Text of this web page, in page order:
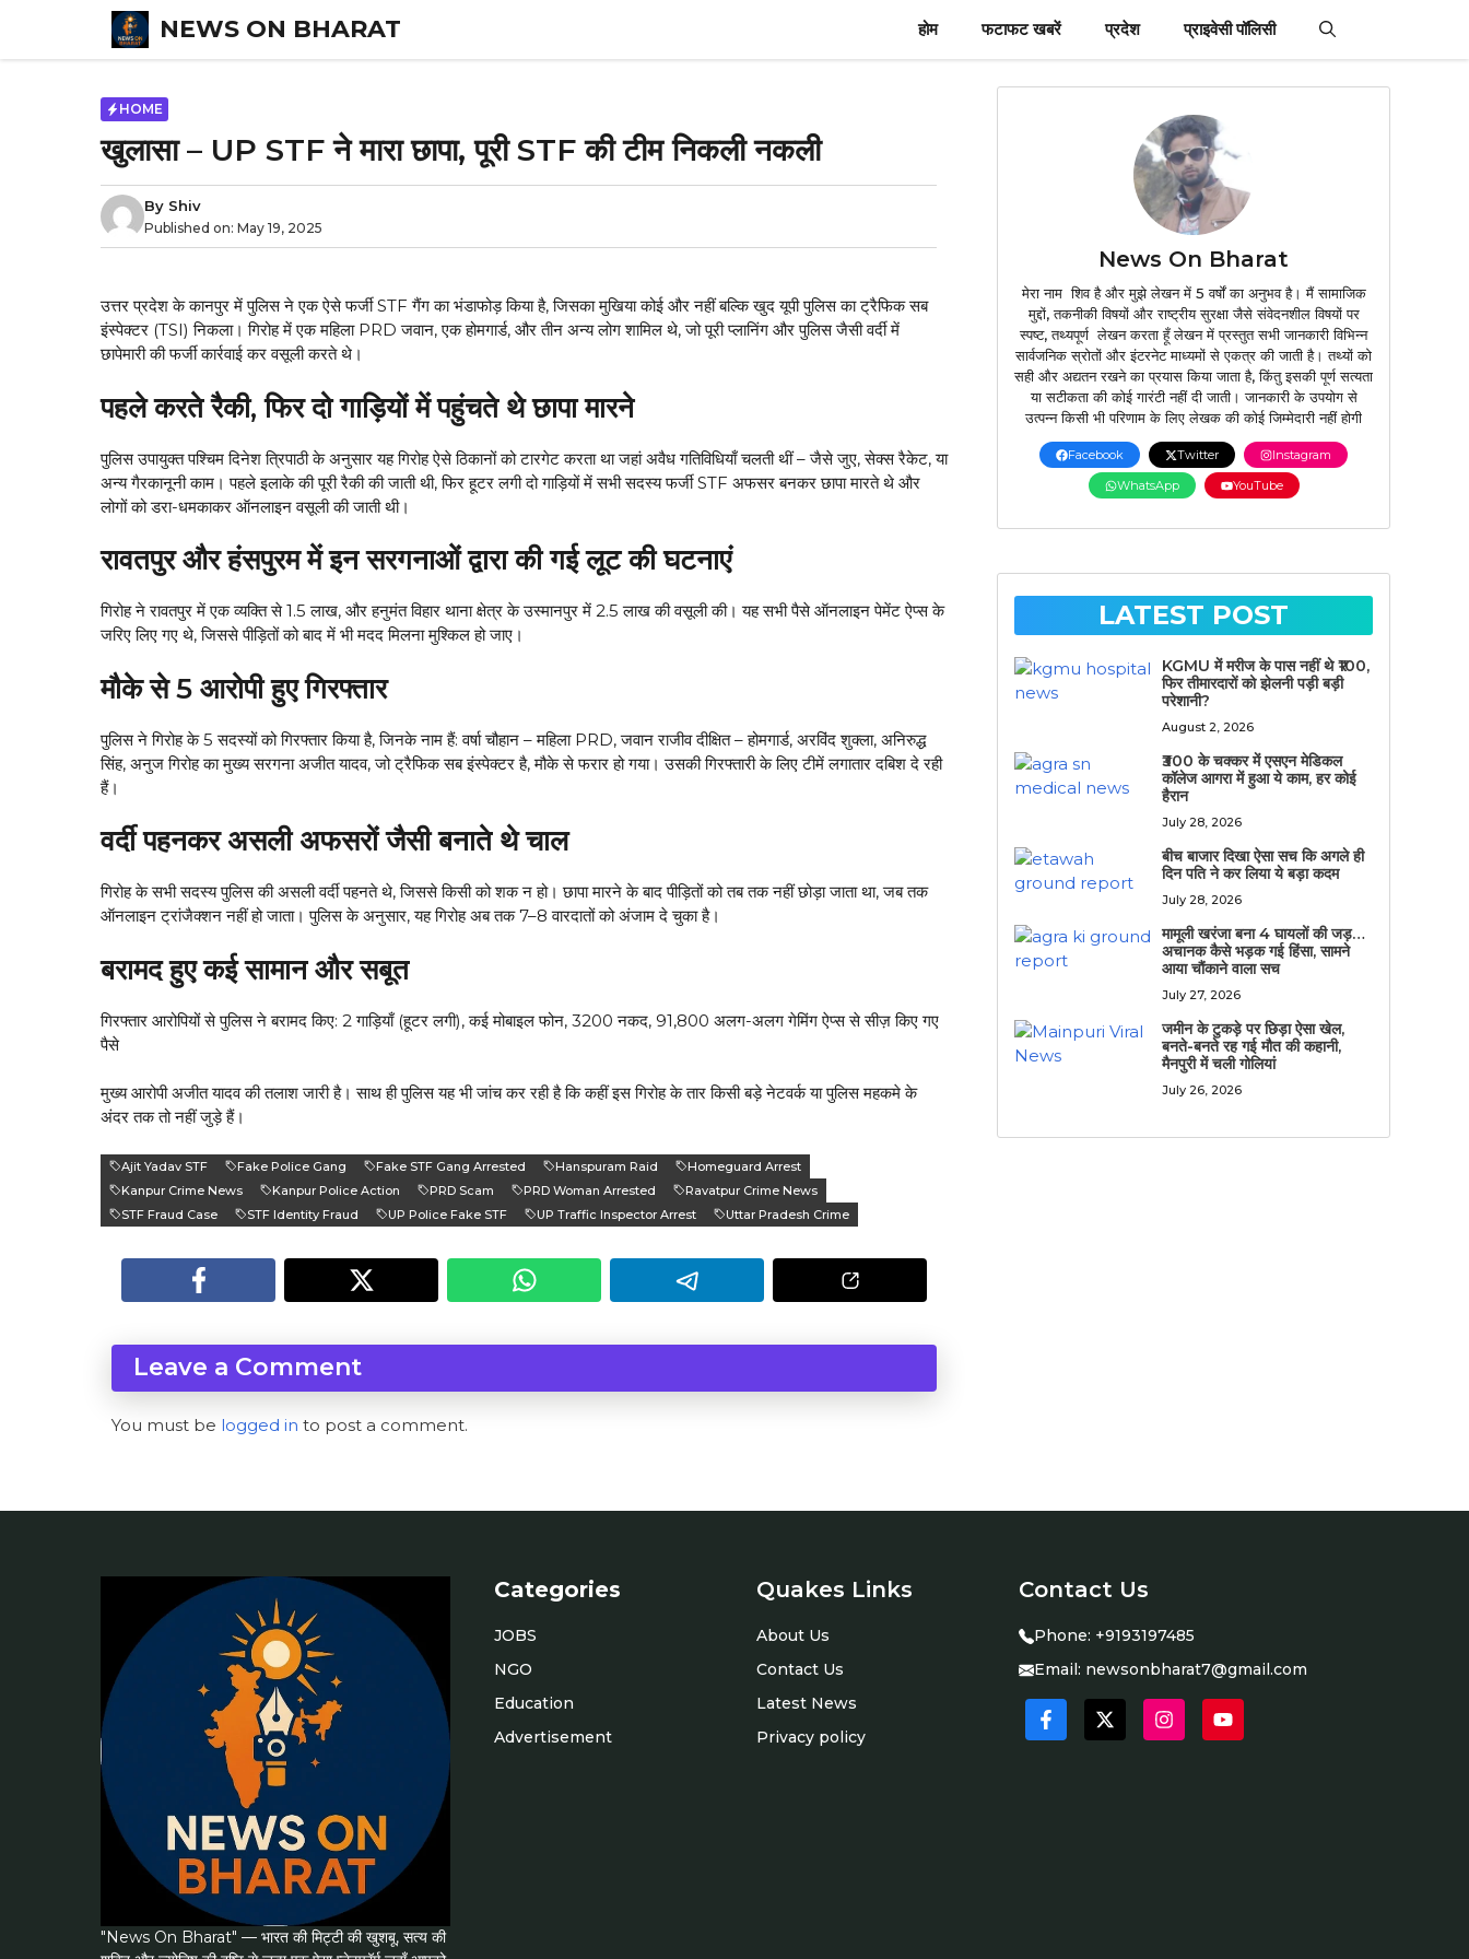
content
NEWS ON BHARAT होम फटाफट खबरें प्रदेश प्राइवेसी पॉलिसी
HOME
खुलासा – UP STF ने मारा छापा, पूरी STF की टीम निकली नकली
By Shiv
Published on: May 19, 2025
उत्तर प्रदेश के कानपुर में पुलिस ने एक ऐसे फर्जी STF गैंग का भंडाफोड़ किया है, जिसका मुखिया कोई और नहीं बल्कि खुद यूपी पुलिस का ट्रैफिक सब
इंस्पेक्टर (TSI) निकला। गिरोह में एक महिला PRD जवान, एक होमगार्ड, और तीन अन्य लोग शामिल थे, जो पूरी प्लानिंग और पुलिस जैसी वर्दी में
छापेमारी की फर्जी कार्रवाई कर वसूली करते थे।
पहले करते रैकी, फिर दो गाड़ियों में पहुंचते थे छापा मारने
पुलिस उपायुक्त पश्चिम दिनेश त्रिपाठी के अनुसार यह गिरोह ऐसे ठिकानों को टारगेट करता था जहां अवैध गतिविधियाँ चलती थीं – जैसे जुए, सेक्स रैकेट, या
अन्य गैरकानूनी काम। पहले इलाके की पूरी रैकी की जाती थी, फिर हूटर लगी दो गाड़ियों में सभी सदस्य फर्जी STF अफसर बनकर छापा मारते थे और
लोगों को डरा-धमकाकर ऑनलाइन वसूली की जाती थी।
रावतपुर और हंसपुरम में इन सरगनाओं द्वारा की गई लूट की घटनाएं
गिरोह ने रावतपुर में एक व्यक्ति से ₹1.5 लाख, और हनुमंत विहार थाना क्षेत्र के उस्मानपुर में ₹2.5 लाख की वसूली की। यह सभी पैसे ऑनलाइन पेमेंट ऐप्स के
जरिए लिए गए थे, जिससे पीड़ितों को बाद में भी मदद मिलना मुश्किल हो जाए।
मौके से 5 आरोपी हुए गिरफ्तार
पुलिस ने गिरोह के 5 सदस्यों को गिरफ्तार किया है, जिनके नाम हैं: वर्षा चौहान – महिला PRD, जवान राजीव दीक्षित – होमगार्ड, अरविंद शुक्ला, अनिरुद्ध
सिंह, अनुज गिरोह का मुख्य सरगना अजीत यादव, जो ट्रैफिक सब इंस्पेक्टर है, मौके से फरार हो गया। उसकी गिरफ्तारी के लिए टीमें लगातार दबिश दे रही
हैं।
वर्दी पहनकर असली अफसरों जैसी बनाते थे चाल
गिरोह के सभी सदस्य पुलिस की असली वर्दी पहनते थे, जिससे किसी को शक न हो। छापा मारने के बाद पीड़ितों को तब तक नहीं छोड़ा जाता था, जब तक
ऑनलाइन ट्रांजैक्शन नहीं हो जाता। पुलिस के अनुसार, यह गिरोह अब तक 7–8 वारदातों को अंजाम दे चुका है।
बरामद हुए कई सामान और सबूत
गिरफ्तार आरोपियों से पुलिस ने बरामद किए: 2 गाड़ियाँ (हूटर लगी), कई मोबाइल फोन, ₹3200 नकद, ₹91,800 अलग-अलग गेमिंग ऐप्स से सीज़ किए गए
पैसे
मुख्य आरोपी अजीत यादव की तलाश जारी है। साथ ही पुलिस यह भी जांच कर रही है कि कहीं इस गिरोह के तार किसी बड़े नेटवर्क या पुलिस महकमे के
अंदर तक तो नहीं जुड़े हैं।
Ajit Yadav STF Fake Police Gang Fake STF Gang Arrested Hanspuram Raid
Homeguard Arrest
Kanpur Crime News
Kanpur Police Action PRD Scam PRD Woman Arrested
Ravatpur Crime News
STF Fraud Case
STF Identity Fraud UP Police Fake STF UP Traffic Inspector Arrest Uttar Pradesh Crime
Leave a Comment
You must be logged in to post a comment.
News On Bharat
मेरा नाम शिव है और मुझे लेखन में 5 वर्षों का अनुभव है। मैं सामाजिक
मुद्दों, तकनीकी विषयों और राष्ट्रीय सुरक्षा जैसे संवेदनशील विषयों पर
स्पष्ट, तथ्यपूर्ण लेखन करता हूँ लेखन में प्रस्तुत सभी जानकारी विभिन्न
सार्वजनिक स्रोतों और इंटरनेट माध्यमों से एकत्र की जाती है। तथ्यों को
सही और अद्यतन रखने का प्रयास किया जाता है, किंतु इसकी पूर्ण सत्यता
या सटीकता की कोई गारंटी नहीं दी जाती। जानकारी के उपयोग से
उत्पन्न किसी भी परिणाम के लिए लेखक की कोई जिम्मेदारी नहीं होगी
Facebook Twitter
Instagram
WhatsApp
YouTube
LATEST POST
KGMU में मरीज के पास नहीं थे ₹100,
फिर तीमारदारों को झेलनी पड़ी बड़ी
परेशानी?
August 2, 2026
₹300 के चक्कर में एसएन मेडिकल
कॉलेज आगरा में हुआ ये काम, हर कोई
हैरान
July 28, 2026
बीच बाजार दिखा ऐसा सच कि अगले ही
दिन पति ने कर लिया ये बड़ा कदम
July 28, 2026
मामूली खरंजा बना 4 घायलों की जड़…
अचानक कैसे भड़क गई हिंसा, सामने
आया चौंकाने वाला सच
July 27, 2026
जमीन के टुकड़े पर छिड़ा ऐसा खेल,
बनते-बनते रह गई मौत की कहानी,
मैनपुरी में चली गोलियां
July 26, 2026
"News On Bharat" — भारत की मिट्टी की खुशबू, सत्य की
Categories
JOBS
NGO
Education
Advertisement
Quakes Links
About Us
Contact Us
Latest News
Privacy policy
Contact Us
Phone: +9193197485
Email: newsonbharat7@gmail.com